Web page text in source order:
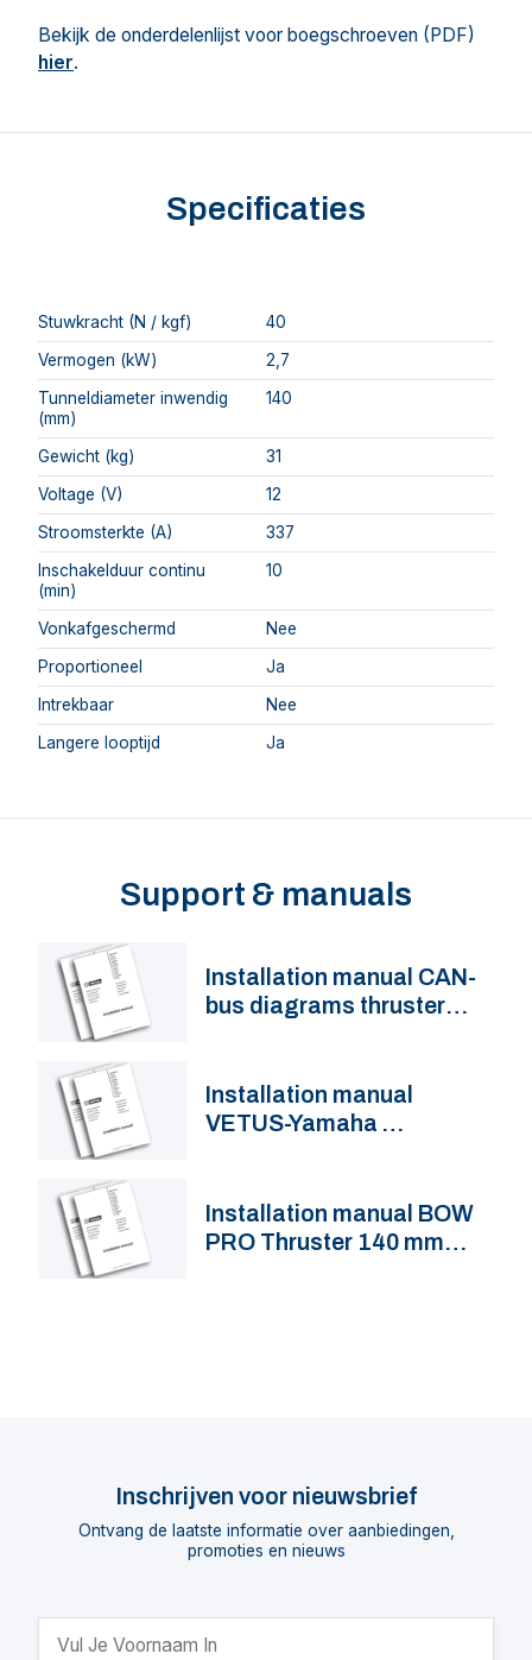
Bekijk de onderdelenlijst voor boegschroeven (PDF)
hier.
Specificaties
Stuwkracht (N / kgf)
40
Vermogen (kW)
2,7
Tunneldiameter inwendig
(mm)
140
Gewicht (kg)
31
Voltage (V)
12
Stroomsterkte (A)
337
Inschakelduur continu
(min)
10
Vonkafgeschermd
Nee
Proportioneel
Ja
Intrekbaar
Nee
Langere looptijd
Ja
Support & manuals
Installation manual CAN-
bus diagrams thruster
Installation manual
VETUS-Yamaha
Installation manual BOW
PRO Thruster 140 mm
Inschrijven voor nieuwsbrief
Ontvang de laatste informatie over aanbiedingen,
promoties en nieuws